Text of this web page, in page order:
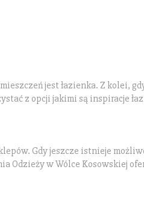
jest łazienka. Z kolei,
z opcji jakimi są inspiracje
Gdy jeszcze istnieje
Odzieży w Wólce Kosowskiej